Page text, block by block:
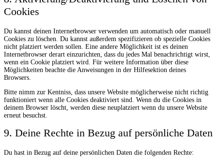
Cookies
Du kannst deinen Internetbrowser verwenden um automatisch oder manuell
Cookies zu löschen. Du kannst außerdem spezifizieren ob spezielle Cookies
nicht platziert werden sollen. Eine andere Möglichkeit ist es deinen
Internetbrowser derart einzurichten, dass du jedes Mal benachrichtigt wirst,
wenn ein Cookie platziert wird. Für weitere Information über diese
Möglichkeiten beachte die Anweisungen in der Hilfesektion deines
Browsers.
Bitte nimm zur Kentniss, dass unsere Website möglicherweise nicht richtig
funktioniert wenn alle Cookies deaktiviert sind. Wenn du die Cookies in
deinem Browser löscht, werden diese neuplatziert wenn du unsere Website
erneut besuchst.
9. Deine Rechte in Bezug auf persönliche Daten
Du hast in Bezug auf deine persönlichen Daten die folgenden Rechte: